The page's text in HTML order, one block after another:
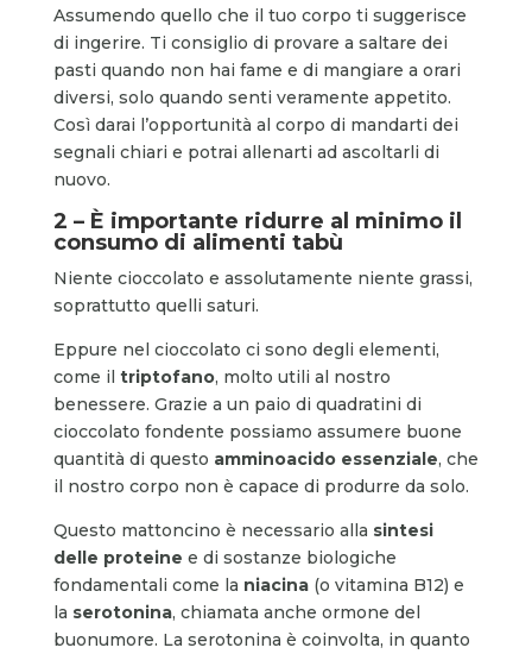
Assumendo quello che il tuo corpo ti suggerisce
di ingerire. Ti consiglio di provare a saltare dei
pasti quando non hai fame e di mangiare a orari
diversi, solo quando senti veramente appetito.
Così darai l’opportunità al corpo di mandarti dei
segnali chiari e potrai allenarti ad ascoltarli di
nuovo.
2 – È importante ridurre al minimo il
consumo di alimenti tabù
Niente cioccolato e assolutamente niente grassi,
soprattutto quelli saturi.
Eppure nel cioccolato ci sono degli elementi,
come il triptofano, molto utili al nostro
benessere. Grazie a un paio di quadratini di
cioccolato fondente possiamo assumere buone
quantità di questo amminoacido essenziale, che
il nostro corpo non è capace di produrre da solo.
Questo mattoncino è necessario alla sintesi
delle proteine e di sostanze biologiche
fondamentali come la niacina (o vitamina B12) e
la serotonina, chiamata anche ormone del
buonumore. La serotonina è coinvolta, in quanto